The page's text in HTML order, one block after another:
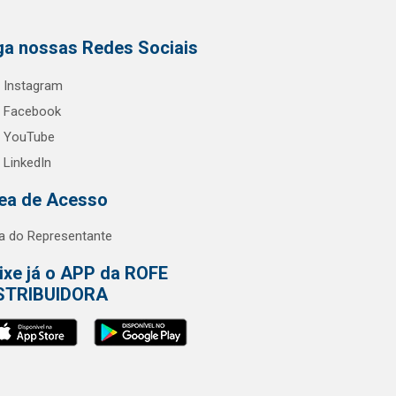
nossas Redes Sociais
Instagram
Facebook
YouTube
LinkedIn
de Acesso
do Representante
já o APP da ROFE